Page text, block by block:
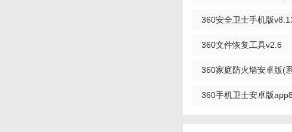
v1.11.0.1031 最新版
360安全卫士手机版
360文件恢复工具v2.6
360家庭防火墙安卓版(
360手机卫士安卓版